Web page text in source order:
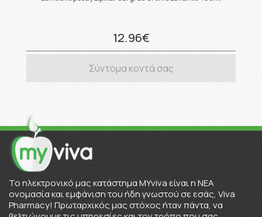
12.96€
Σύντομα κοντά σας
To ηλεκτρονικό μας κατάστημα MYviva είναι η ΝΕΑ
ονομασία και εμφάνιση του ήδη γνωστού σε εσάς, Viva
Pharmacy! Πρωταρχικός μας στόχος ήταν πάντα, να